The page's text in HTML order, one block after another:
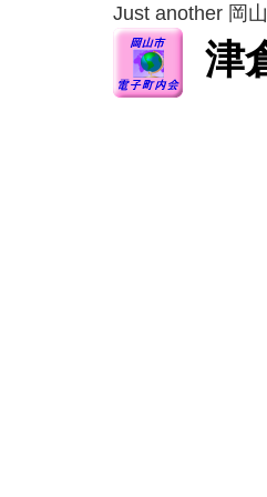
Just another 岡
津